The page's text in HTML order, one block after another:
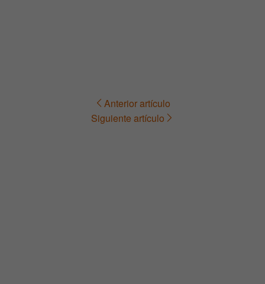
Navegación Anterior artículo
Siguiente artículo